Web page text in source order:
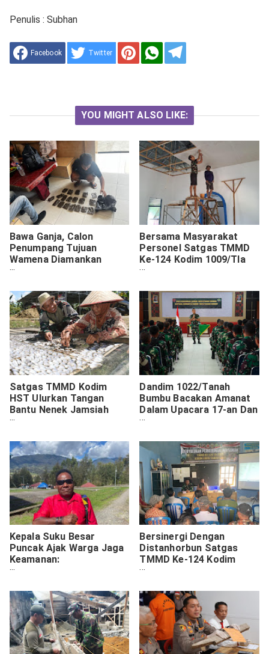
Penulis : Subhan
Facebook Twitter
YOU MIGHT ALSO LIKE:
Bawa Ganja, Calon
Penumpang Tujuan
Wamena Diamankan
Polres Jayapura
Bersama Masyarakat
Personel Satgas TMMD
Ke-124 Kodim 1009/Tla
Kebut Perehaban
Satgas TMMD Kodim
HST Ulurkan Tangan
Bantu Nenek Jamsiah
Jemur Ikan
Dandim 1022/Tanah
Bumbu Bacakan Amanat
Dalam Upacara 17-an Dan
Berikan Arahan Jam
Prajurit
Kepala Suku Besar
Puncak Ajak Warga Jaga
Keamanan:
"Pembangunan untuk Kita
Bersinergi Dengan
Distanhorbun Satgas
TMMD Ke-124 Kodim
1009/Tla Gelar